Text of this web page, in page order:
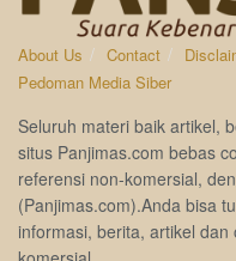
About Us Contact
Pedoman Media Siber
Seluruh materi baik artikel,
situs Panjimas.com bebas
referensi non-komersial,
(Panjimas.com).Anda bisa
informasi, berita, artikel